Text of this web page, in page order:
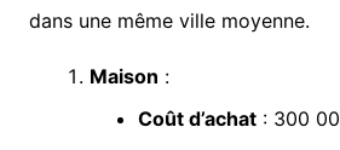
dans une même ville moyenne.
Maison :
Coût d’achat: 300